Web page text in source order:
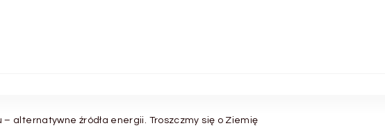
– alternatywne źródła energii. Troszczmy się o Ziemię